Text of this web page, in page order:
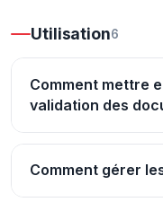
Utilisation6
Comment mettre
validation des
Comment gérer